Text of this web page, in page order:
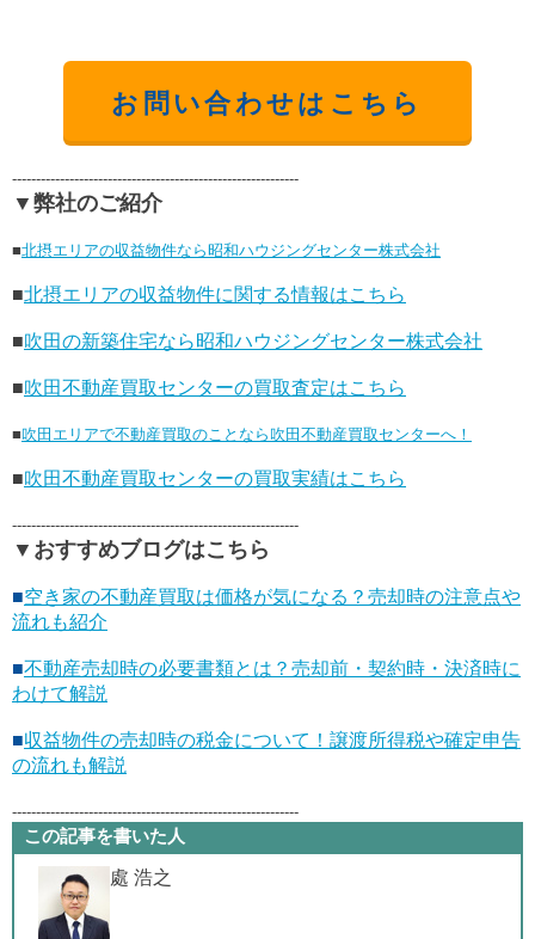
お問い合わせはこちら
------------------------------------------------------------
▼弊社のご紹介
■北摂エリアの収益物件なら昭和ハウジングセンター株式会社
■北摂エリアの収益物件に関する情報はこちら
■吹田の新築住宅なら昭和ハウジングセンター株式会社
■吹田不動産買取センターの買取査定はこちら
■吹田エリアで不動産買取のことなら吹田不動産買取センターへ！
■吹田不動産買取センターの買取実績はこちら
------------------------------------------------------------
▼おすすめブログはこちら
■空き家の不動産買取は価格が気になる？売却時の注意点や
流れも紹介
■不動産売却時の必要書類とは？売却前・契約時・決済時に
わけて解説
■収益物件の売却時の税金について！譲渡所得税や確定申告
の流れも解説
------------------------------------------------------------
この記事を書いた人
處 浩之